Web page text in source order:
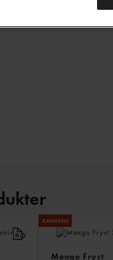
Mango Fryst